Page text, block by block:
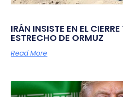
IRÁN INSISTE EN EL
ESTRECHO DE ORMUZ
Read More